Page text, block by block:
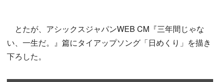
とたが、アシックスジャパンWEB CM『三年間じゃな
い、一生だ。』篇にタイアップソング「日めくり」を描き
下ろした。